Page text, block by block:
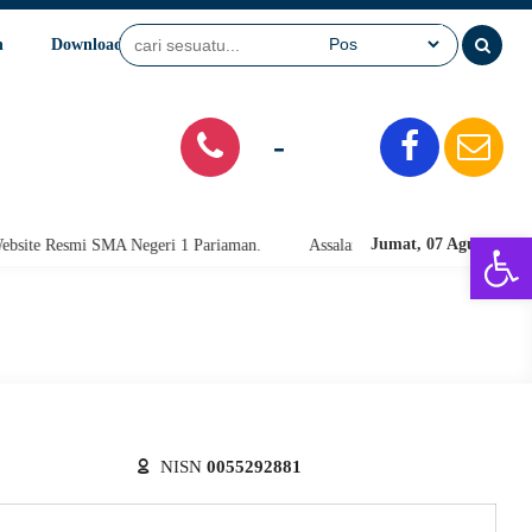
Download Video
-
Jumat, 07 Agu 2026
Resmi SMA Negeri 1 Pariaman. Assalamu'alaikum warahmatullahi
NISN 0055292881